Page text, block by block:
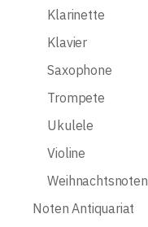
Klarinette
Klavier
Saxophone
Trompete
Ukulele
Violine
Weihnachtsnoten
Noten Antiquariat